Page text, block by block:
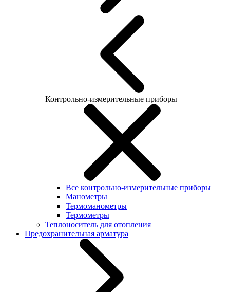
Контрольно-измерительные приборы
Все контрольно-измерительные приборы
Манометры
Термоманометры
Термометры
Теплоноситель для отопления
Предохранительная арматура